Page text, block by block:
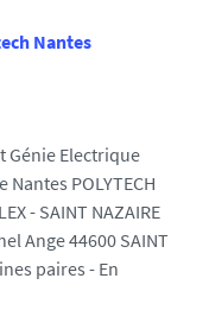
Nantes
Génie Electrique
POLYTECH
- SAINT NAZAIRE
Ange 44600 SAINT
paires - En